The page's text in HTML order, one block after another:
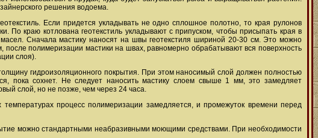
решения водоема.
Если придется укладывать не одно сплошное полотно, то края рулонов
По краю котлована геотекстиль укладывают с припуском, чтобы присыпать края в
масел. Сначала мастику наносят на швы геотекстиля шириной 20-30 см. Это можно
полимеризации мастики на швах, равномерно обрабатывают вся поверхность
слоя).
гидроизоляционного покрытия. При этом наносимый слой должен полностью
пока сохнет. Не следует наносить мастику слоем свыше 1 мм, это замедляет
слой, но не позже, чем через 24 часа.
процесс полимеризации замедляется, и промежуток времени перед
можно стандартными неабразивными моющими средствами. При необходимости